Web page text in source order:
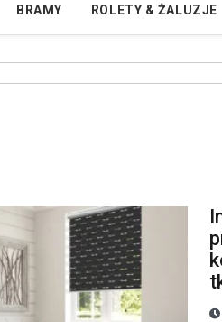
BRAMY ROLETY & ŻALUZJE